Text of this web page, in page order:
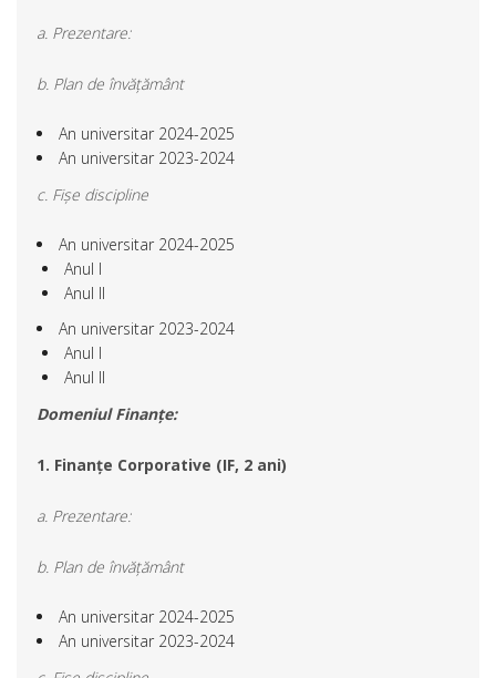
a. Prezentare:
b. Plan de învățământ
An universitar 2024-2025
An universitar 2023-2024
c. Fișe discipline
An universitar 2024-2025
Anul I
Anul II
An universitar 2023-2024
Anul I
Anul II
Domeniul Finanțe:
1. Finanțe Corporative (IF, 2 ani)
a. Prezentare:
b. Plan de învățământ
An universitar 2024-2025
An universitar 2023-2024